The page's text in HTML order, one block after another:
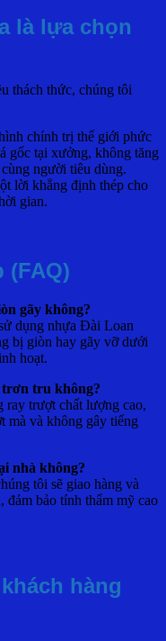
là lựa chọn
thách thức, chúng tôi
chính trị thế giới phức
gốc tại xưởng, không tăng
người tiêu dùng.
lời khẳng định thép cho
gian.
(FAQ)
gãy không?
dụng nhựa Đài Loan
bị giòn hay gãy vỡ dưới
hoạt.
trơn tru không?
ray trượt chất lượng cao,
mà và không gây tiếng
nhà không?
tôi sẽ giao hàng và
đảm bảo tính thẩm mỹ cao
hàng